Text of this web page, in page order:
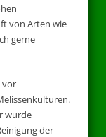
von Arten wie
gerne
vor
wurde
der